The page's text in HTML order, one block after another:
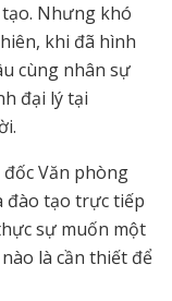
Nhưng khó
khi đã hình
cùng nhân sự
đại lý tại
đốc Văn phòng
đào tạo trực tiếp
sự muốn một
là cần thiết để